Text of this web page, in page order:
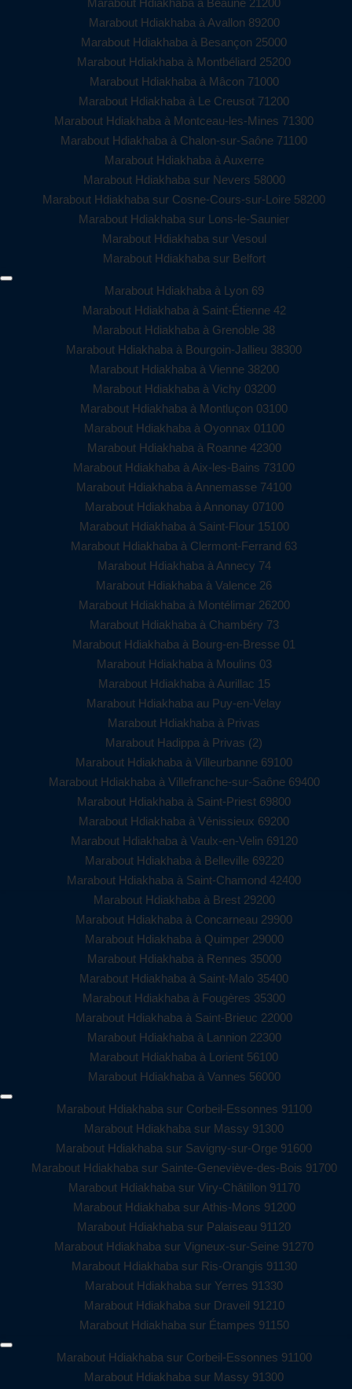
Marabout Hdiakhaba à Beaune 21200
Marabout Hdiakhaba à Avallon 89200
Marabout Hdiakhaba à Besançon 25000
Marabout Hdiakhaba à Montbéliard 25200
Marabout Hdiakhaba à Mâcon 71000
Marabout Hdiakhaba à Le Creusot 71200
Marabout Hdiakhaba à Montceau-les-Mines 71300
Marabout Hdiakhaba à Chalon-sur-Saône 71100
Marabout Hdiakhaba à Auxerre
Marabout Hdiakhaba sur Nevers 58000
Marabout Hdiakhaba sur Cosne-Cours-sur-Loire 58200
Marabout Hdiakhaba sur Lons-le-Saunier
Marabout Hdiakhaba sur Vesoul
Marabout Hdiakhaba sur Belfort
Marabout Hdiakhaba à Lyon 69
Marabout Hdiakhaba à Saint-Étienne 42
Marabout Hdiakhaba à Grenoble 38
Marabout Hdiakhaba à Bourgoin-Jallieu 38300
Marabout Hdiakhaba à Vienne 38200
Marabout Hdiakhaba à Vichy 03200
Marabout Hdiakhaba à Montluçon 03100
Marabout Hdiakhaba à Oyonnax 01100
Marabout Hdiakhaba à Roanne 42300
Marabout Hdiakhaba à Aix-les-Bains 73100
Marabout Hdiakhaba à Annemasse 74100
Marabout Hdiakhaba à Annonay 07100
Marabout Hdiakhaba à Saint-Flour 15100
Marabout Hdiakhaba à Clermont-Ferrand 63
Marabout Hdiakhaba à Annecy 74
Marabout Hdiakhaba à Valence 26
Marabout Hdiakhaba à Montélimar 26200
Marabout Hdiakhaba à Chambéry 73
Marabout Hdiakhaba à Bourg-en-Bresse 01
Marabout Hdiakhaba à Moulins 03
Marabout Hdiakhaba à Aurillac 15
Marabout Hdiakhaba au Puy-en-Velay
Marabout Hdiakhaba à Privas
Marabout Hadippa à Privas (2)
Marabout Hdiakhaba à Villeurbanne 69100
Marabout Hdiakhaba à Villefranche-sur-Saône 69400
Marabout Hdiakhaba à Saint-Priest 69800
Marabout Hdiakhaba à Vénissieux 69200
Marabout Hdiakhaba à Vaulx-en-Velin 69120
Marabout Hdiakhaba à Belleville 69220
Marabout Hdiakhaba à Saint-Chamond 42400
Marabout Hdiakhaba à Brest 29200
Marabout Hdiakhaba à Concarneau 29900
Marabout Hdiakhaba à Quimper 29000
Marabout Hdiakhaba à Rennes 35000
Marabout Hdiakhaba à Saint-Malo 35400
Marabout Hdiakhaba à Fougères 35300
Marabout Hdiakhaba à Saint-Brieuc 22000
Marabout Hdiakhaba à Lannion 22300
Marabout Hdiakhaba à Lorient 56100
Marabout Hdiakhaba à Vannes 56000
Marabout Hdiakhaba sur Corbeil-Essonnes 91100
Marabout Hdiakhaba sur Massy 91300
Marabout Hdiakhaba sur Savigny-sur-Orge 91600
Marabout Hdiakhaba sur Sainte-Geneviève-des-Bois 91700
Marabout Hdiakhaba sur Viry-Châtillon 91170
Marabout Hdiakhaba sur Athis-Mons 91200
Marabout Hdiakhaba sur Palaiseau 91120
Marabout Hdiakhaba sur Vigneux-sur-Seine 91270
Marabout Hdiakhaba sur Ris-Orangis 91130
Marabout Hdiakhaba sur Yerres 91330
Marabout Hdiakhaba sur Draveil 91210
Marabout Hdiakhaba sur Étampes 91150
Marabout Hdiakhaba sur Corbeil-Essonnes 91100
Marabout Hdiakhaba sur Massy 91300